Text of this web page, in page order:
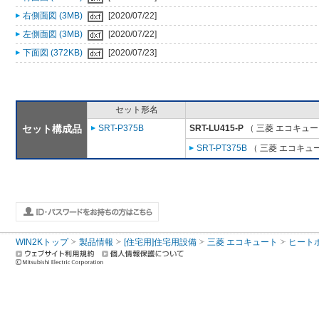
右側面図 (3MB)
[2020/07/22]
左側面図 (3MB)
[2020/07/22]
下面図 (372KB)
[2020/07/23]
セット構成品
セット形名
SRT-P375B
SRT-LU415-P （ 三菱 エコキュ
SRT-PT375B （ 三菱 エコキュ
WIN2Kトップ 製品情報 [住宅用]住宅用設備 三菱 エコキュート ヒート